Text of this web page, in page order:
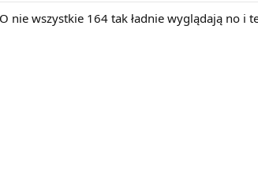
nie wszystkie 164 tak ładnie wyglądają no i